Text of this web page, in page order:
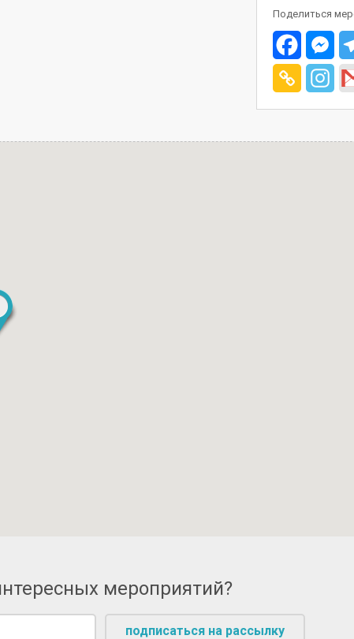
Поделиться
мероприятий?
подписаться на рассылку